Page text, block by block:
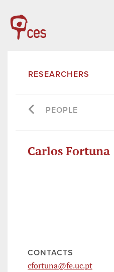
RESEARCHERS
PEOPLE
Carlos Fortuna
CONTACTS
cfortuna@fe.uc.pt